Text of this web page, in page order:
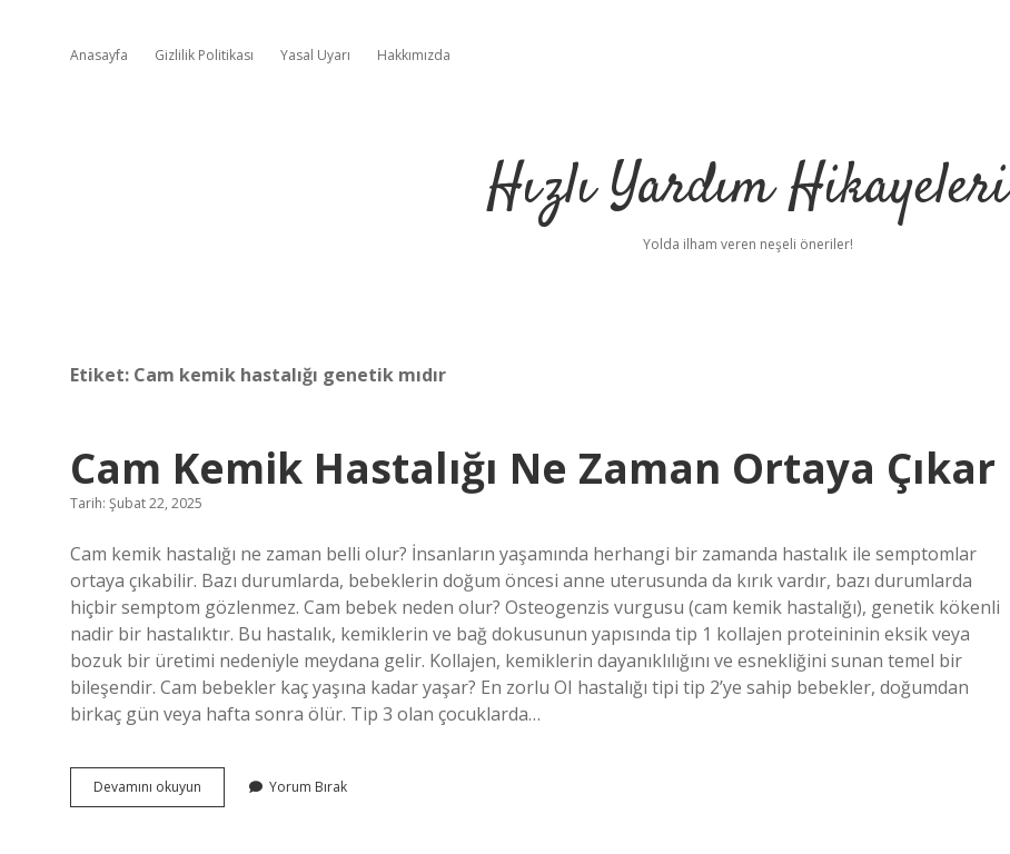
Anasayfa Gizlilik Politikası Yasal Uyarı Hakkımızda
Hızlı Yardım Hikayeleri
Yolda ilham veren neşeli öneriler!
Etiket: Cam kemik hastalığı genetik mıdır
Cam Kemik Hastalığı Ne Zaman Ortaya Çıkar
Tarih: Şubat 22, 2025
Cam kemik hastalığı ne zaman belli olur? İnsanların yaşamında herhangi bir zamanda hastalık ile semptomlar
ortaya çıkabilir. Bazı durumlarda, bebeklerin doğum öncesi anne uterusunda da kırık vardır, bazı durumlarda
hiçbir semptom gözlenmez. Cam bebek neden olur? Osteogenzis vurgusu (cam kemik hastalığı), genetik kökenli
nadir bir hastalıktır. Bu hastalık, kemiklerin ve bağ dokusunun yapısında tip 1 kollajen proteininin eksik veya
bozuk bir üretimi nedeniyle meydana gelir. Kollajen, kemiklerin dayanıklılığını ve esnekliğini sunan temel bir
bileşendir. Cam bebekler kaç yaşına kadar yaşar? En zorlu OI hastalığı tipi tip 2’ye sahip bebekler, doğumdan
birkaç gün veya hafta sonra ölür. Tip 3 olan çocuklarda…
Devamını okuyun
Kemik
Yorum Bırak